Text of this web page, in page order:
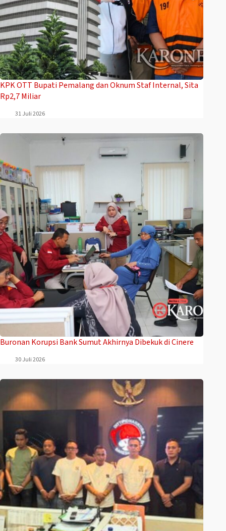
‎KPK OTT Bupati Pemalang dan Oknum Staf Internal, Sita
Rp2,7 Miliar
31 Juli 2026
Buronan Korupsi Bank Sumut Akhirnya Dibekuk di Cinere
30 Juli 2026